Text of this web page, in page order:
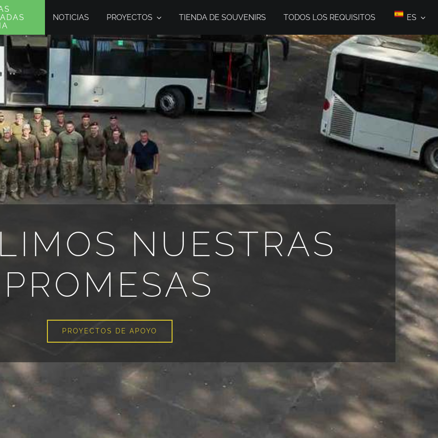
NOTICIAS PROYECTOS TIENDA DE SOUVENIRS TODOS LOS REQUISITOS ES
NUESTRAS
PROMESAS
PROYECTOS DE APOYO